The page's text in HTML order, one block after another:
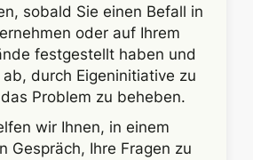
sobald Sie einen Befall in
oder auf Ihrem
festgestellt haben und
durch Eigeninitiative zu
Problem zu beheben.
wir Ihnen, in einem
Gespräch, Ihre Fragen zu